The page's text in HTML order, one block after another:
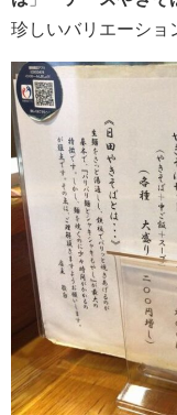
珍しいバリエーショ